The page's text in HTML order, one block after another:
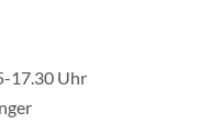
17.30 Uhr